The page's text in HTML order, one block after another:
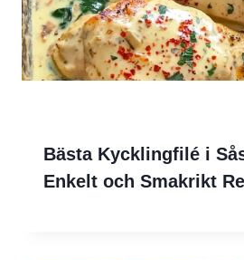
Bästa Kycklingfilé i
Enkelt och Smakrikt